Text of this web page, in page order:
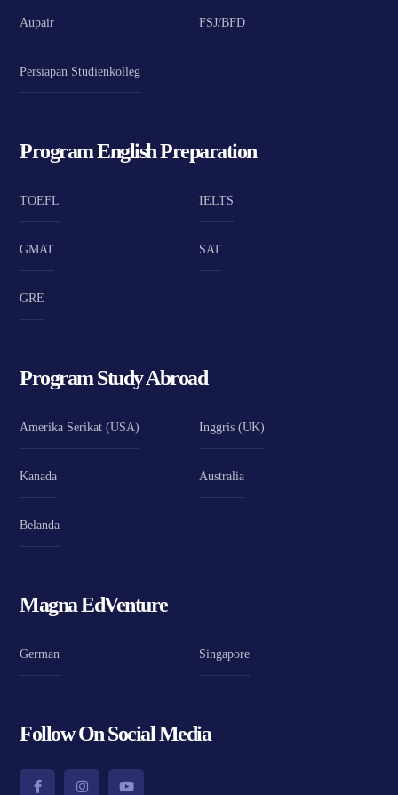
Aupair FSJ/BFD
Persiapan Studienkolleg
Program English Preparation
TOEFL IELTS
GMAT SAT
GRE
Program Study Abroad
Amerika Serikat (USA) Inggris (UK)
Kanada Australia
Belanda
Magna EdVenture
German Singapore
Follow On Social Media